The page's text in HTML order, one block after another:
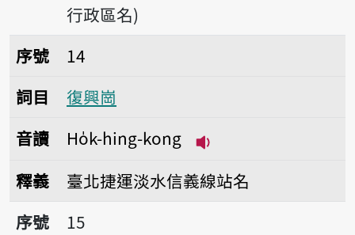
行政區名)
序號14復興崗
序號
14
詞目
復興崗
音讀
Ho̍k-hing-kong
釋義
臺北捷運淡水信義線站名
序號15南京復興
序號
15